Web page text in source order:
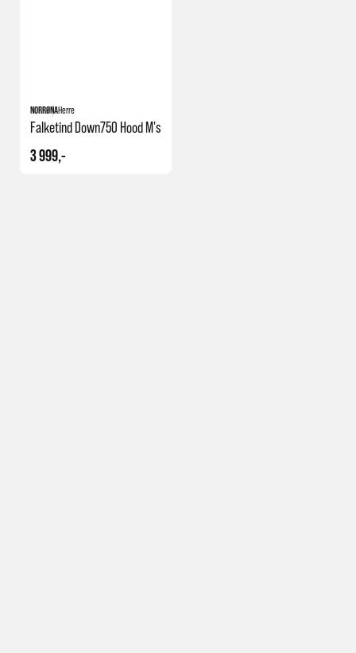
NORRØNAHerre
Falketind Down750 Hood M's
3 999,-